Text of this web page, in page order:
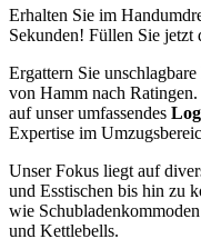
Erhalten Sie im
Sekunden! Füllen Sie jetzt
Ergattern Sie
von Hamm nach
auf unser umfassendes
Expertise im
Unser Fokus liegt auf
und Esstischen bis hin zu
wie
und Kettlebells.